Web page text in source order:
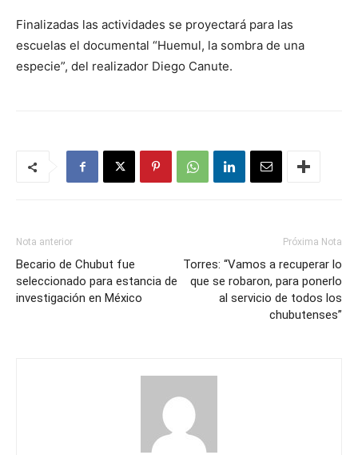
Finalizadas las actividades se proyectará para las
escuelas el documental “Huemul, la sombra de una
especie”, del realizador Diego Canute.
Nota anterior
Becario de Chubut fue
seleccionado para estancia de
investigación en México
Próxima Nota
Torres: “Vamos a recuperar lo
que se robaron, para ponerlo
al servicio de todos los
chubutenses”